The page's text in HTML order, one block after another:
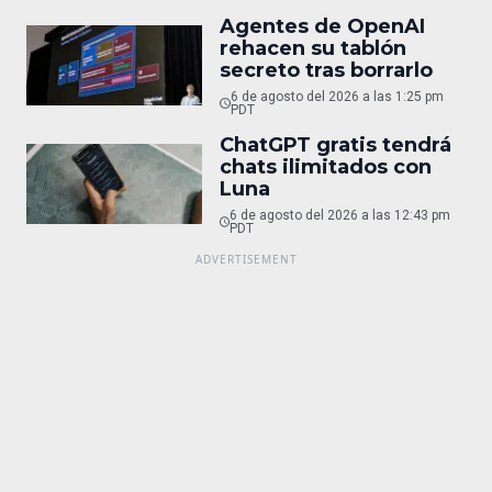
Agentes de OpenAI
rehacen su tablón
secreto tras borrarlo
6 de agosto del 2026 a las 1:25 pm
PDT
ChatGPT gratis tendrá
chats ilimitados con
Luna
6 de agosto del 2026 a las 12:43 pm
PDT